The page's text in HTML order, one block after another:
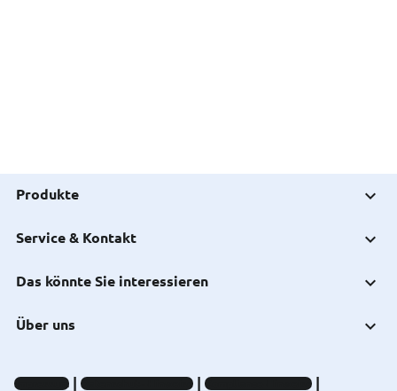
Produkte
Service & Kontakt
Das könnte Sie interessieren
Über uns
Impressum Datenschutz-Hinweise
Compliance-Hinweise